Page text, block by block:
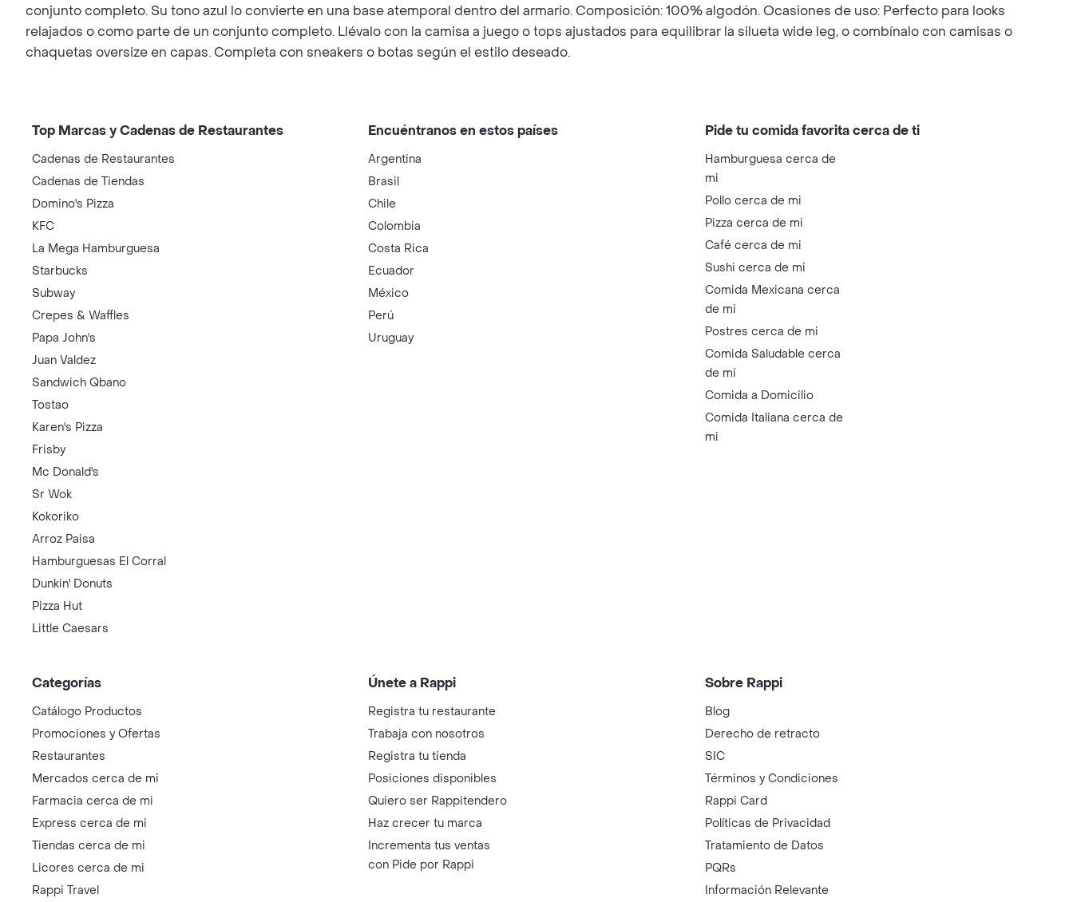
conjunto completo. Su tono azul lo convierte en una base atemporal dentro del armario. Composición: 100% algodón. Ocasiones de uso: Perfecto para looks
relajados o como parte de un conjunto completo. Llévalo con la camisa a juego o tops ajustados para equilibrar la silueta wide leg, o combínalo con camisas o
chaquetas oversize en capas. Completa con sneakers o botas según el estilo deseado.
Top Marcas y Cadenas de Restaurantes
Cadenas de Restaurantes
Cadenas de Tiendas
Domino's Pizza
KFC
La Mega Hamburguesa
Starbucks
Subway
Crepes & Waffles
Papa John's
Juan Valdez
Sandwich Qbano
Tostao
Karen's Pizza
Frisby
Mc Donald's
Sr Wok
Kokoriko
Arroz Paisa
Hamburguesas El Corral
Dunkin' Donuts
Pizza Hut
Little Caesars
Encuéntranos en estos países
Argentina
Brasil
Chile
Colombia
Costa Rica
Ecuador
México
Perú
Uruguay
Pide tu comida favorita cerca de ti
Hamburguesa cerca de
mi
Pollo cerca de mi
Pizza cerca de mi
Café cerca de mi
Sushi cerca de mi
Comida Mexicana cerca
de mi
Postres cerca de mi
Comida Saludable cerca
de mi
Comida a Domicilio
Comida Italiana cerca de
mi
Categorías
Catálogo Productos
Promociones y Ofertas
Restaurantes
Mercados cerca de mi
Farmacia cerca de mi
Express cerca de mi
Tiendas cerca de mi
Licores cerca de mi
Rappi Travel
Únete a Rappi
Registra tu restaurante
Trabaja con nosotros
Registra tu tienda
Posiciones disponibles
Quiero ser Rappitendero
Haz crecer tu marca
Incrementa tus ventas
con Pide por Rappi
Sobre Rappi
Blog
Derecho de retracto
SIC
Términos y Condiciones
Rappi Card
Políticas de Privacidad
Tratamiento de Datos
PQRs
Información Relevante